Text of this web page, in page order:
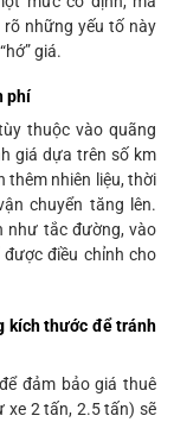
những yếu tố này
giá.
phí
thuộc vào quãng
giá dựa trên số km
thêm nhiên liệu, thời
chuyển tăng lên.
như tắc đường, vào
điều chỉnh cho
kích thước để tránh
đảm bảo giá thuê
xe 2 tấn, 2.5 tấn) sẽ